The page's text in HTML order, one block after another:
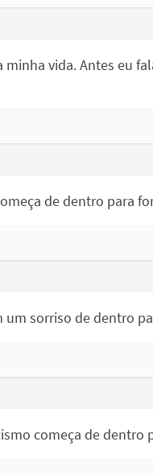
minha vida. Antes eu
de dentro para
um sorriso de dentro
começa de dentro